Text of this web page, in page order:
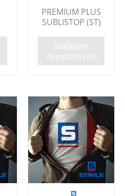
PREMIUM PLUS
SUBLISTOP (ST)
Διαβάστε
περισσότερα